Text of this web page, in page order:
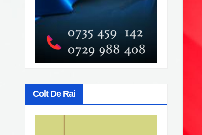
Colt De Rai